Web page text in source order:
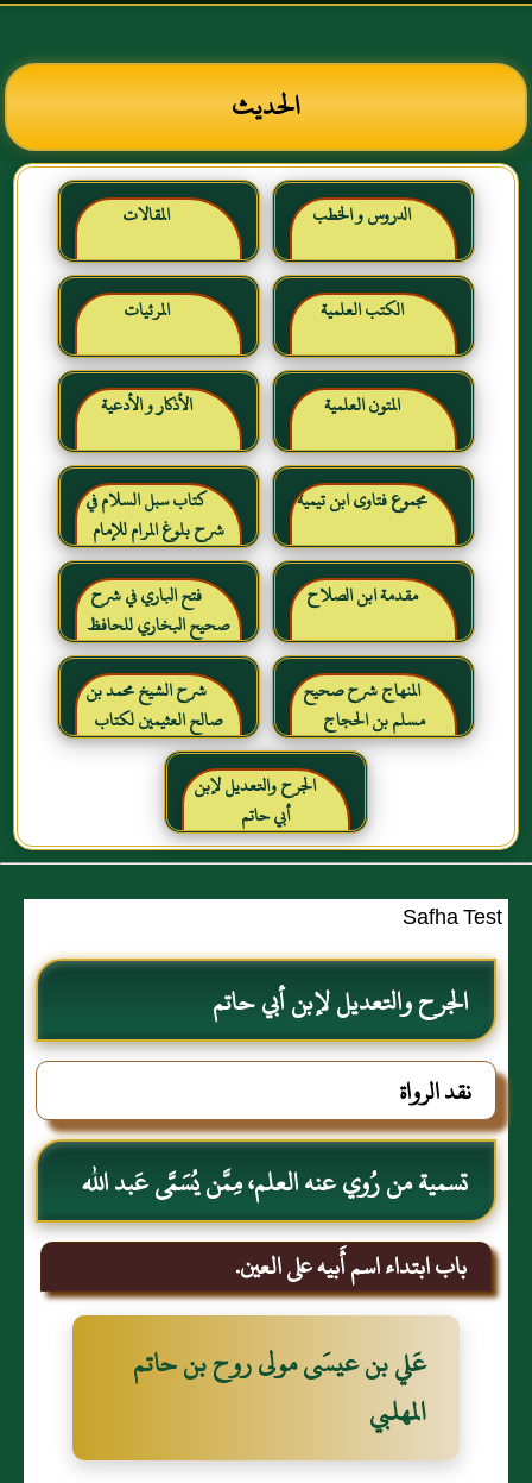
الحديث
الدروس و الخطب المقالات
الكتب العلمية المرئيات
المتون العلمية الأذكار و الأدعية
مجموع فتاوى ابن تيمية
كتاب سبل السلام في
شرح بلوغ المرام للإمام
الصنعاني رحمه الله
مقدمة ابن الصلاح
فتح الباري في شرح
صحيح البخاري للحافظ
ابن حجر العسقلاني
المنهاج شرح صحيح
مسلم بن الحجاج
شرح الشيخ محمد بن
صالح العثيمين لكتاب
رياض الصالحين للإمام
النووي رحمهم الله تعالىالجرح والتعديل لإبن
أبي حاتم
Safha Test
الجرح والتعديل لإبن أبي حاتم
نقد الرواة
تسمية من رُوي عنه العلم، مِمَّن يُسَمَّى عَبد الله
باب ابتداء اسم أَبيه على العين.
عَلي بن عيسَى مولى روح بن حاتم
المهلبي